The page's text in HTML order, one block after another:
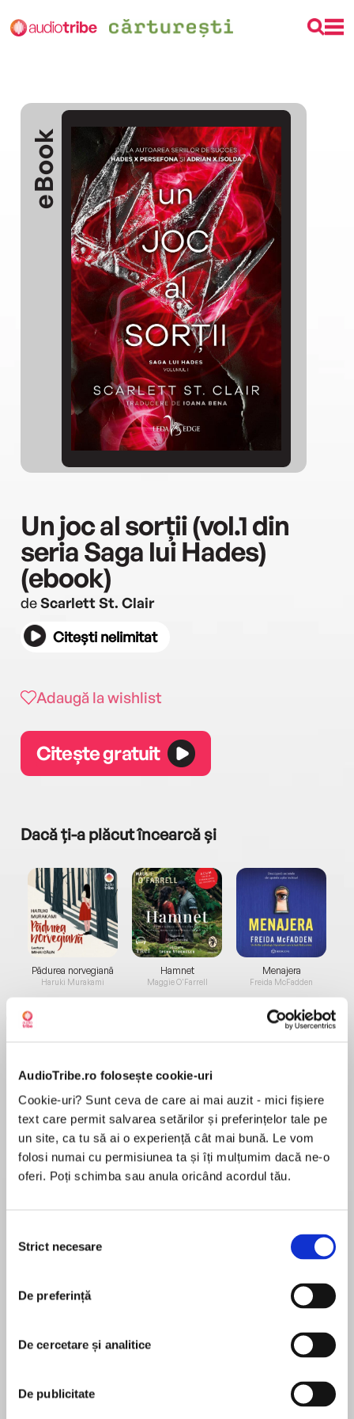
AudioTribe.ro folosește cookie-uri
Cookie-uri? Sunt ceva de care ai mai auzit - mici fișiere
text care permit salvarea setărilor și preferințelor tale pe
un site, ca tu să ai o experiență cât mai bună. Le vom
folosi numai cu permisiunea ta și îți mulțumim dacă ne-o
oferi. Poți schimba sau anula oricând acordul tău.
consimțământului
Strict necesare
De preferință
De cercetare și analitice
De publicitate
eBook
Un joc al sorții (vol.1 din
seria Saga lui Hades)
(ebook)
deScarlett St. Clair
Citești nelimitat
Adaugă la wishlist
Citește gratuit
Dacă ți-a plăcut încearcă și
Pădurea norvegiană
Haruki Murakami
Elita de Argint (Elita
de...
Dani Francis
Hamnet
Maggie O'Farrell
Diavolul se îmbracă de
la...
Lauren Weisberger
Menajera
Freida McFadden
Migdală
Sohn Won-pyung
POVESTEA DIN UN STROP DE ÎNTUNERIC,
Hades, zeul Lumii de Jos, este cunoscut pentru
caracterul neînduplecat, cluburile de noapte
implicat. Obișnuit să controleze absolut totul,
nu este pregătit să descopere că Soarta i-a
ales-o ca viitoare soție și regină pe frumoasa
Persefona, Zeița Primăverii.
MAI MULT
În acest moment nu există recenzii